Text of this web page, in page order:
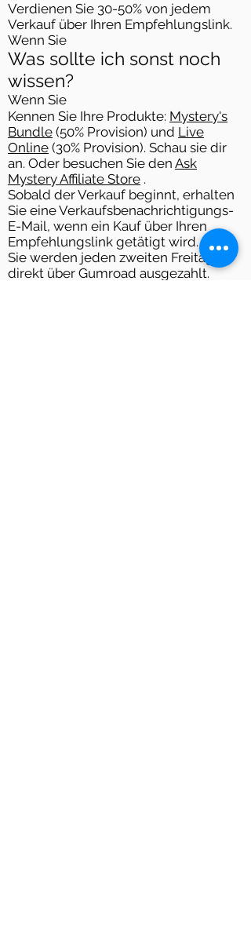
Verdienen Sie 30-50% von jedem
Verkauf über Ihren Empfehlungslink.
Wenn Sie
Was sollte ich sonst noch
wissen?
Wenn Sie
Kennen Sie Ihre Produkte: Mystery's
Bundle (50% Provision) und Live
Online (30% Provision). Schau sie dir
an. Oder besuchen Sie den Ask
Mystery Affiliate Store .
Sobald der Verkauf beginnt, erhalten
Sie eine Verkaufsbenachrichtigungs-
E-Mail, wenn ein Kauf über Ihren
Empfehlungslink getätigt wird.
Sie werden jeden zweiten Freitag
direkt über Gumroad ausgezahlt.